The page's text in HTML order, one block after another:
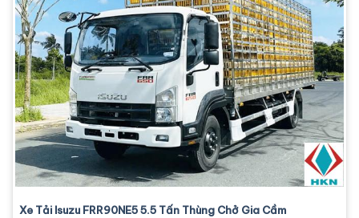
Xe Tải Isuzu FRR90NE5 5.5 Tấn Thùng Chở Gia Cầm